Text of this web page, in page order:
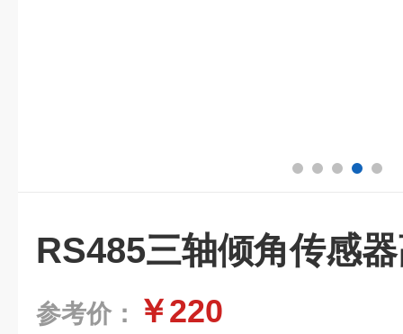
RS485三轴倾角传感
参考价： ￥220